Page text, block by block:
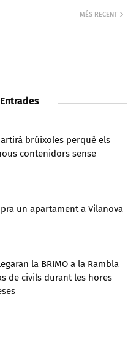
MÉS RECENT
brúixoles perquè els
contenidors sense
un apartament a Vilanova
la BRIMO a la Rambla
de civils durant les hores